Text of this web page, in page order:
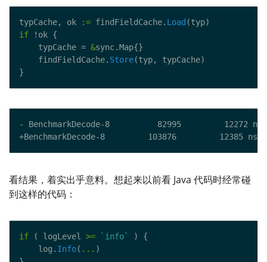
typCache, ok := findFieldCache. Load
if
    typCache =
&
    findFieldCache.
Store
看结果，着实出乎意料。想起来以前看 Java 代码时经常碰
到这样的代码：
if ( logLevel >= `info`
    log.
Info( ...